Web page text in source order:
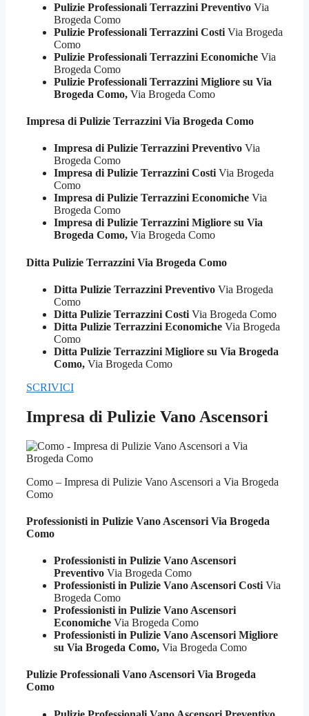
Pulizie Professionali Terrazzini Preventivo Via
Brogeda Como
Pulizie Professionali Terrazzini Costi Via Brogeda
Como
Pulizie Professionali Terrazzini Economiche Via
Brogeda Como
Pulizie Professionali Terrazzini Migliore su Via
Brogeda Como, Via Brogeda Como
Impresa di Pulizie Terrazzini Via Brogeda Como
Impresa di Pulizie Terrazzini Preventivo Via
Brogeda Como
Impresa di Pulizie Terrazzini Costi Via Brogeda
Como
Impresa di Pulizie Terrazzini Economiche Via
Brogeda Como
Impresa di Pulizie Terrazzini Migliore su Via
Brogeda Como, Via Brogeda Como
Ditta Pulizie Terrazzini Via Brogeda Como
Ditta Pulizie Terrazzini Preventivo Via Brogeda
Como
Ditta Pulizie Terrazzini Costi Via Brogeda Como
Ditta Pulizie Terrazzini Economiche Via Brogeda
Como
Ditta Pulizie Terrazzini Migliore su Via Brogeda
Como, Via Brogeda Como
SCRIVICI
Impresa di Pulizie Vano Ascensori
Como – Impresa di Pulizie Vano Ascensori a Via Brogeda
Como
Professionisti in Pulizie Vano Ascensori Via Brogeda
Como
Professionisti in Pulizie Vano Ascensori
Preventivo Via Brogeda Como
Professionisti in Pulizie Vano Ascensori Costi Via
Brogeda Como
Professionisti in Pulizie Vano Ascensori
Economiche Via Brogeda Como
Professionisti in Pulizie Vano Ascensori Migliore
su Via Brogeda Como, Via Brogeda Como
Pulizie ProfessionaliVano Ascensori Via Brogeda
Como